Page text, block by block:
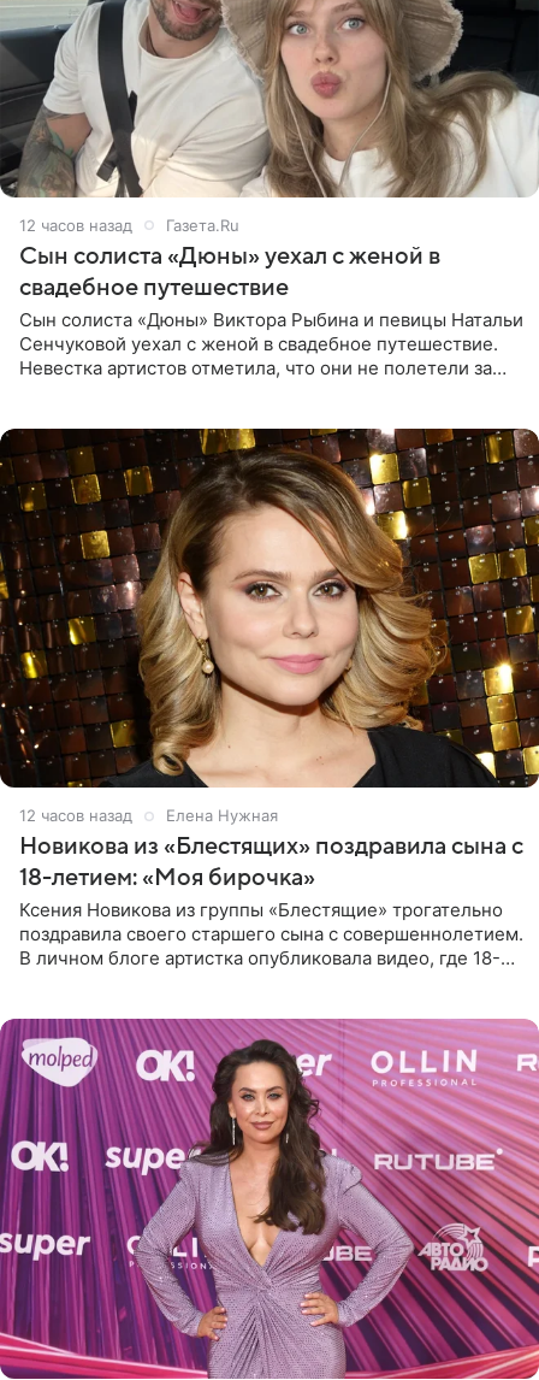
12 часов назад Газета.Ru
Сын солиста «Дюны» уехал с женой в
свадебное путешествие
Сын солиста «Дюны» Виктора Рыбина и певицы Натальи
Сенчуковой уехал с женой в свадебное путешествие.
Невестка артистов отметила, что они не полетели за
12 часов назад Елена Нужная
Новикова из «Блестящих» поздравила сына с
18-летием: «Моя бирочка»
Ксения Новикова из группы «Блестящие» трогательно
поздравила своего старшего сына с совершеннолетием.
В личном блоге артистка опубликовала видео, где 18-